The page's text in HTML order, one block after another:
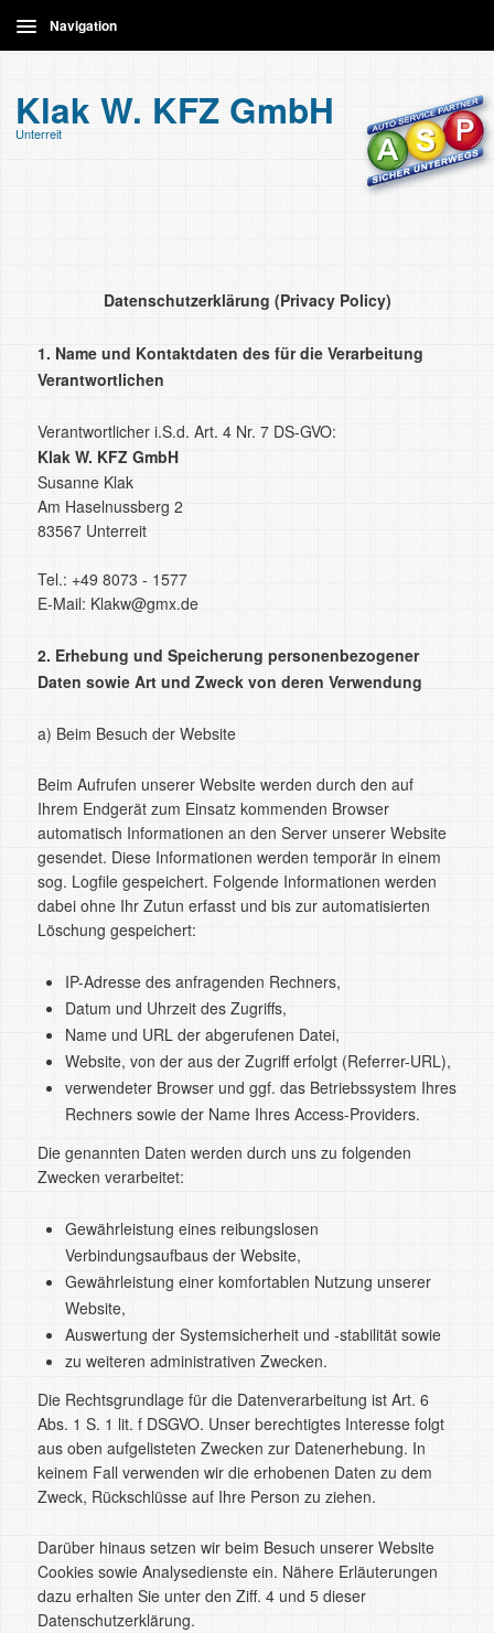
Navigation
Leistungen
Klak W. KFZ GmbH
Unterreit
Datenschutzerklärung (Privacy Policy)
1. Name und Kontaktdaten des für die Verarbeitung
Verantwortlichen
Verantwortlicher i.S.d. Art. 4 Nr. 7 DS-GVO:
Klak W. KFZ GmbH
Susanne Klak
Am Haselnussberg 2
83567 Unterreit
Tel.: +49 8073 - 1577
E-Mail: Klakw@gmx.de
2. Erhebung und Speicherung personenbezogener
Daten sowie Art und Zweck von deren Verwendung
a) Beim Besuch der Website
Beim Aufrufen unserer Website werden durch den auf
Ihrem Endgerät zum Einsatz kommenden Browser
automatisch Informationen an den Server unserer Website
gesendet. Diese Informationen werden temporär in einem
sog. Logfile gespeichert. Folgende Informationen werden
dabei ohne Ihr Zutun erfasst und bis zur automatisierten
Löschung gespeichert:
IP-Adresse des anfragenden Rechners,
Datum und Uhrzeit des Zugriffs,
Name und URL der abgerufenen Datei,
Website, von der aus der Zugriff erfolgt (Referrer-URL),
verwendeter Browser und ggf. das Betriebssystem Ihres
Rechners sowie der Name Ihres Access-Providers.
Die genannten Daten werden durch uns zu folgenden
Zwecken verarbeitet:
Gewährleistung eines reibungslosen
Verbindungsaufbaus der Website,
Gewährleistung einer komfortablen Nutzung unserer
Website,
Auswertung der Systemsicherheit und -stabilität sowie
zu weiteren administrativen Zwecken.
Die Rechtsgrundlage für die Datenverarbeitung ist Art. 6
Abs. 1 S. 1 lit. f DSGVO. Unser berechtigtes Interesse folgt
aus oben aufgelisteten Zwecken zur Datenerhebung. In
keinem Fall verwenden wir die erhobenen Daten zu dem
Zweck, Rückschlüsse auf Ihre Person zu ziehen.
Darüber hinaus setzen wir beim Besuch unserer Website
Cookies sowie Analysedienste ein. Nähere Erläuterungen
dazu erhalten Sie unter den Ziff. 4 und 5 dieser
Datenschutzerklärung.